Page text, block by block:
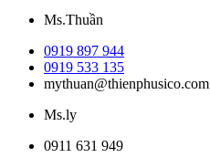
Ms.Thuần
0919 897 944
0919 533 135
mythuan@thienphusico.com
Ms.ly
0911 631 949